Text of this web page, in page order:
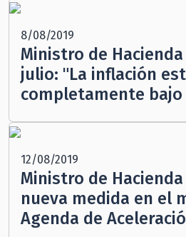
8/08/2019
Ministro de Hacienda
julio: "La inflación
completamente
12/08/2019
Ministro de
nueva medida en el
Agenda de